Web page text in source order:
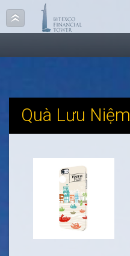
Quà Lưu Niệm